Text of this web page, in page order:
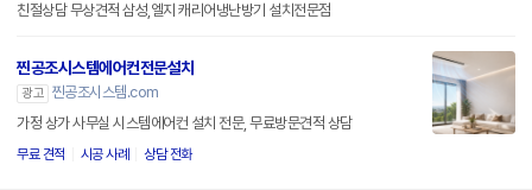
친절상담 무상견적 삼성,엘지 캐리어냉난방기 설치전문점
찐공조시스템에어컨전문설치
광고 찐공조시스템.com
가정 상가 사무실 시스템에어컨 설치 전문, 무료방문견적 상담
무료 견적 시공 사례 상담 전화